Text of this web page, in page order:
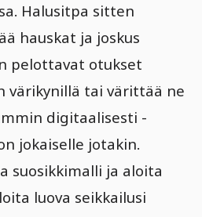
Halusitpa sitten
hauskat ja joskus
pelottavat otukset
värikynillä tai värittää ne
digitaalisesti -
jokaiselle jotakin.
suosikkimalli ja aloita
luova seikkailusi